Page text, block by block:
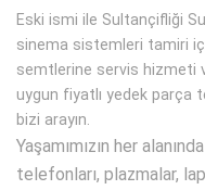
Eski ismi ile Sultançifliği
sinema sistemleri tamiri
semtlerine servis hizmeti
uygun fiyatlı yedek parça
bizi arayın.
Yaşamımızın her
telefonları, plazmalar,